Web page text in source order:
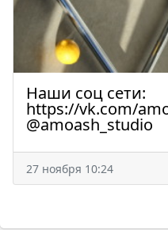
Наши соц сети:
https://vk.com/
@amoash_studio
27 ноября 10:24